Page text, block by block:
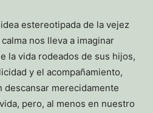
estereotipada de la vejez
nos lleva a imaginar
la vida rodeados de sus hijos,
y el acompañamiento,
descansar merecidamente
pero, al menos en nuestro